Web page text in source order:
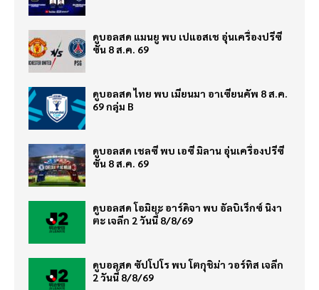
ดูบอลสด แมนยู พบ เปแอสเช อุ่นเครื่องปรีซี
ซั่น 8 ส.ค. 69
ดูบอลสด ไทย พบ เมียนมา อาเซียนคัพ 8 ส.ค.
69 กลุ่ม B
ดูบอลสด เชลซี พบ เอซี มิลาน อุ่นเครื่องปรีซี
ซั่น 8 ส.ค. 69
ดูบอลสด โอมิยะ อาร์ดิจา พบ อัลบิเร็กซ์ นิงา
ตะ เจลีก 2 วันนี้ 8/8/69
ดูบอลสด ซัปโปโร พบ โตกุชิม่า วอร์ทิส เจลีก
2 วันนี้ 8/8/69